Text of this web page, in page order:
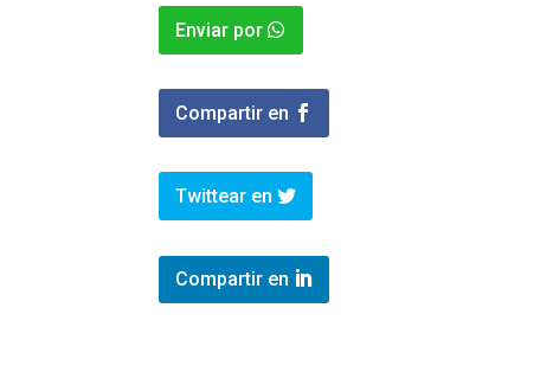
Enviar por
Compartir en
Twittear en
Compartir en